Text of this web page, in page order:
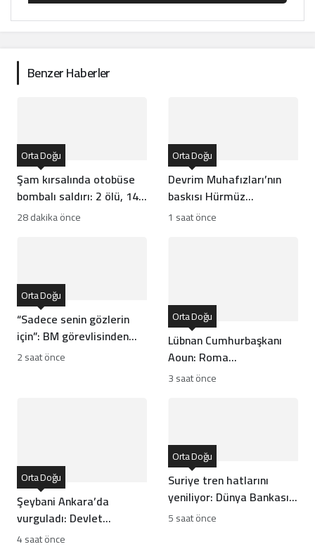
Benzer Haberler
Şam kırsalında otobüse
bombalı saldırı: 2 ölü, 14
yaralı
Orta Doğu
28 dakika önce
Devrim Muhafızları’nın
baskısı Hürmüz
Anlaşması’nı kilitledi
Orta Doğu
1 saat önce
“Sadece senin gözlerin
için”: BM görevlisinden
İsrail’e gizli belge
Orta Doğu
2 saat önce
Lübnan Cumhurbaşkanı
Aoun: Roma
görüşmelerinde ilerleme
Orta Doğu
3 saat önce
Şeybani Ankara’da
vurguladı: Devlet
otoritesi dışındaki
Orta Doğu
4 saat önce
Suriye tren hatlarını
yeniliyor: Dünya Bankası
ile kritik zirve!
Orta Doğu
5 saat önce